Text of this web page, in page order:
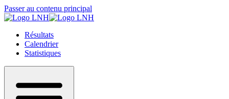
Passer au contenu principal
Résultats
Calendrier
Statistiques